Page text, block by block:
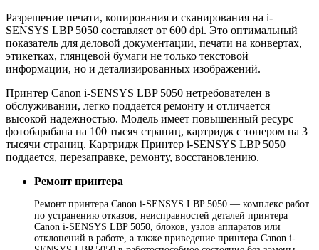
Разрешение печати, копирования и сканирования на i-
SENSYS LBP 5050 составляет от 600 dpi. Это оптимальный
показатель для деловой документации, печати на конвертах,
этикетках, глянцевой бумаги не только текстовой
информации, но и детализированных изображений.
Принтер Canon i-SENSYS LBP 5050 нетребователен в
обслуживании, легко поддается ремонту и отличается
высокой надежностью. Модель имеет повышенный ресурс
фотобарабана на 100 тысяч страниц, картридж с тонером на 3
тысячи страниц. Картридж Принтер i-SENSYS LBP 5050
поддается, перезаправке, ремонту, восстановлению.
Ремонт принтера
Ремонт принтера Canon i-SENSYS LBP 5050 — комплекс работ
по устранению отказов, неисправностей деталей принтера
Canon i-SENSYS LBP 5050, блоков, узлов аппаратов или
отклонений в работе, а также приведение принтера Canon i-